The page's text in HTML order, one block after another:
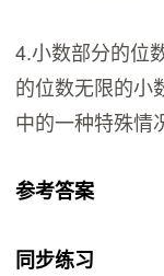
4.小数部分的位
的位数无限的小
中的一种特殊情
参考答案
同步练习